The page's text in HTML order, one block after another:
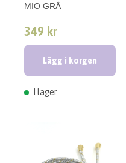
MIO GRÅ
349 kr
Lägg i korgen
I lager